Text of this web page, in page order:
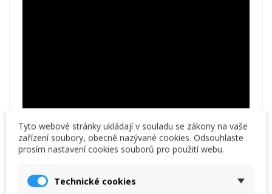
Tyto webové stránky ukládají v souladu se zákony na vaše
zařízení soubory, obecně nazývané cookies. Odsouhlaste
prosím nastavení cookies souborů pro použití webu.
Technické cookies